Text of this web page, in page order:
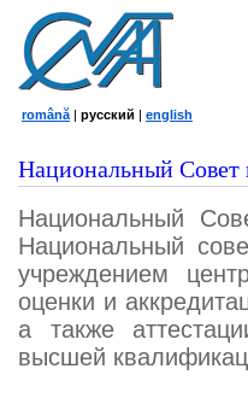
română | русский | english
Национальный Совет
Национальный
Национальный
учреждением
оценки и
а также
высшей